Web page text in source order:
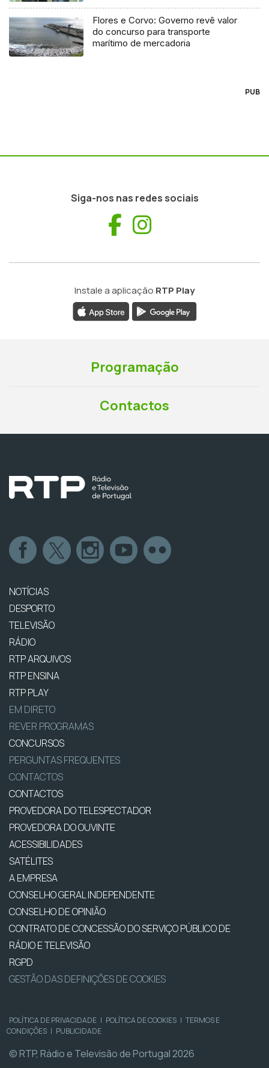
Flores e Corvo: Governo revê valor
do concurso para transporte
marítimo de mercadoria
PUB
Siga-nos nas redes sociais
Facebook
Instale a aplicação RTP Play
Programação
Contactos
NOTÍCIAS
DESPORTO
TELEVISÃO
RÁDIO
RTP ARQUIVOS
RTP ENSINA
RTP PLAY
EM DIRETO
REVER PROGRAMAS
CONCURSOS
PERGUNTAS FREQUENTES
CONTACTOS
CONTACTOS
PROVEDORA DO TELESPECTADOR
PROVEDORA DO OUVINTE
ACESSIBILIDADES
SATÉLITES
A EMPRESA
CONSELHO GERAL INDEPENDENTE
CONSELHO DE OPINIÃO
CONTRATO DE CONCESSÃO DO SERVIÇO PÚBLICO DE
RÁDIO E TELEVISÃO
RGPD
GESTÃO DAS DEFINIÇÕES DE COOKIES
POLÍTICA DE PRIVACIDADE | POLÍTICA DE COOKIES | TERMOS E
CONDIÇÕES | PUBLICIDADE
© RTP, Rádio e Televisão de Portugal 2026